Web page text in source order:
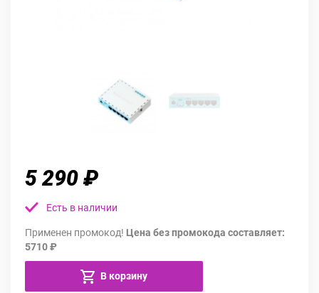
5 290 ₽
Есть в наличии
Применен промокод! Цена без промокода составляет:
5710 ₽
В корзину